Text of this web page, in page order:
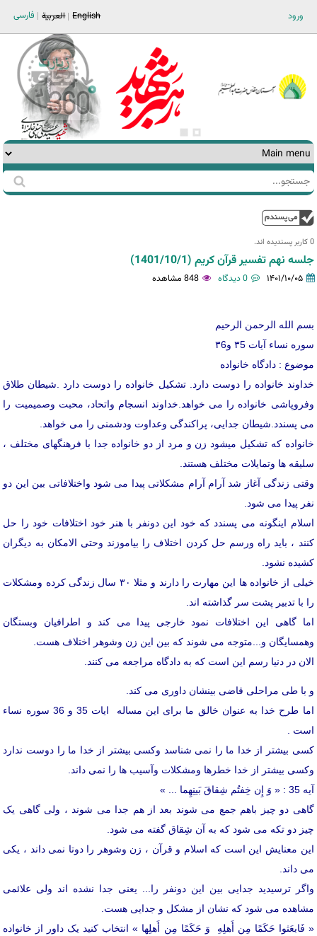
ورود فارسی العربية English
فرم
جستجو
جستجو
0 کاربر پسندیده اند.‎
جلسه نهم تفسیر قرآن کریم (1401/10/1)
۱۴۰۱/۱۰/۰۵ 0 دیدگاه 848 مشاهده
بسم الله الرحمن الرحیم
سوره نساء آیات ۳5 و۳6
موضوع : دادگاه خانواده
خداوند خانواده را دوست دارد. تشکیل خانواده را دوست دارد .شیطان طلاق
وفروپاشی خانواده را می خواهد.خداوند انسجام واتحاد، محبت وصمیمیت را
می پسندد.شیطان جدایی، پراکندگی وعداوت ودشمنی را می خواهد.
خانواده که تشکیل میشود زن و مرد از دو خانواده جدا با فرهنگهای مختلف ،
سلیقه ها وتمایلات مختلف هستند.
وقتی زندگی آغاز شد آرام آرام مشکلاتی پیدا می شود واختلافاتی بین این دو
نفر پیدا می شود.
اسلام اینگونه می پسندد که خود این دونفر با هنر خود اختلافات خود را حل
کنند ، باید راه ورسم حل کردن اختلاف را بیاموزند وحتی الامکان به دیگران
کشیده نشود.
خیلی از خانواده ها این مهارت را دارند و مثلا ۳۰ سال زندگی کرده ومشکلات
را با تدبیر پشت سر گذاشته اند.
اما گاهی این اختلافات نمود خارجی پیدا می کند و اطرافیان وبستگان
وهمسایگان و...متوجه می شوند که بین این زن وشوهر اختلاف هست.
الان در دنیا رسم این است که به دادگاه مراجعه می کنند.
و با طی مراحلی قاضی بینشان داوری می کند.
اما طرح خدا به عنوان خالق ما برای این مساله ایات 35 و 36 سوره نساء
است .
کسی بیشتر از خدا ما را نمی شناسد وکسی بیشتر از خدا ما را دوست ندارد
وکسی بیشتر از خدا خطرها ومشکلات وآسیب ها را نمی داند.
آیه 35 : « وَ إِن خِفتُم شِقاقَ بَینِهِما ... »
گاهی دو چیز باهم جمع می شوند بعد از هم جدا می شوند ، ولی گاهی یک
چیز دو تکه می شود که به آن شِقاق گفته می شود.
این معنایش این است که اسلام و قرآن ، زن وشوهر را دوتا نمی داند ، یکی
می داند.
واگر ترسیدید جدایی بین این دونفر را... یعنی جدا نشده اند ولی علائمی
مشاهده می شود که نشان از مشکل و جدایی هست.
« فَابعَثوا حَکَمًا مِن أَهلِهِ وَ حَکَمًا مِن أَهلِها » انتخاب کنید یک داور از خانواده